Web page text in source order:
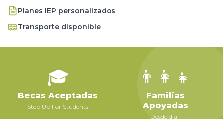
Planes IEP personalizados
Transporte disponible
🎓
Becas Aceptadas
Step Up For Students
👨‍👩‍👧
Familias
Apoyadas
Desde día 1